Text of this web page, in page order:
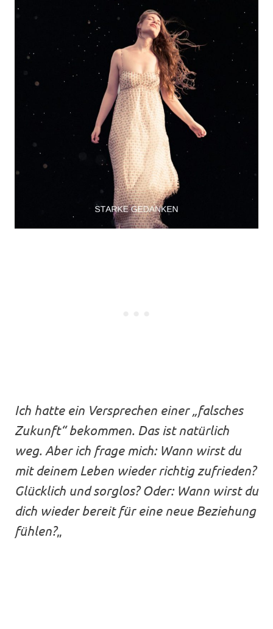
Ich hatte ein Versprechen einer „falsches
Zukunft“ bekommen. Das ist natürlich
weg. Aber ich frage mich: Wann wirst du
mit deinem Leben wieder richtig zufrieden?
Glücklich und sorglos? Oder: Wann wirst du
dich wieder bereit für eine neue Beziehung
fühlen?„